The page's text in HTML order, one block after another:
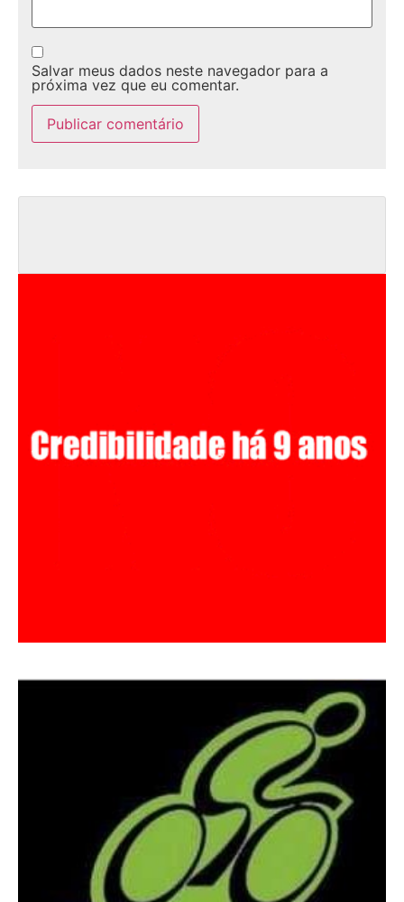
Salvar meus dados neste navegador para a
próxima vez que eu comentar.